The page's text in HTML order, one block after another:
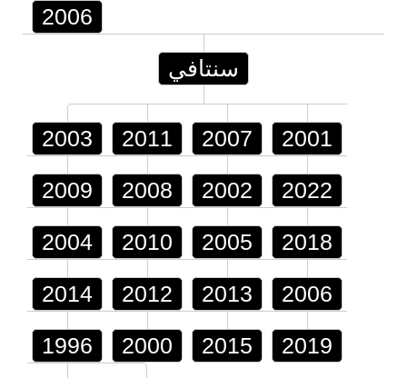
2006
سنتافي
2003 2011 2007 2001
2009 2008 2002 2022
2004 2010 2005 2018
2014 2012 2013 2006
1996 2000 2015 2019